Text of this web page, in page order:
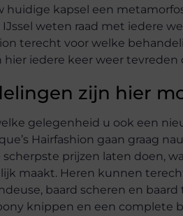
huidige kapsel een
weten raad met iedere
terecht voor welke
iedere keer weer tevreden
zijn hier
gelegenheid u ook een
Hairfashion gaan graag
prijzen laten doen,
maakt. Heren kunnen
baard scheren en baard
knippen en een complete